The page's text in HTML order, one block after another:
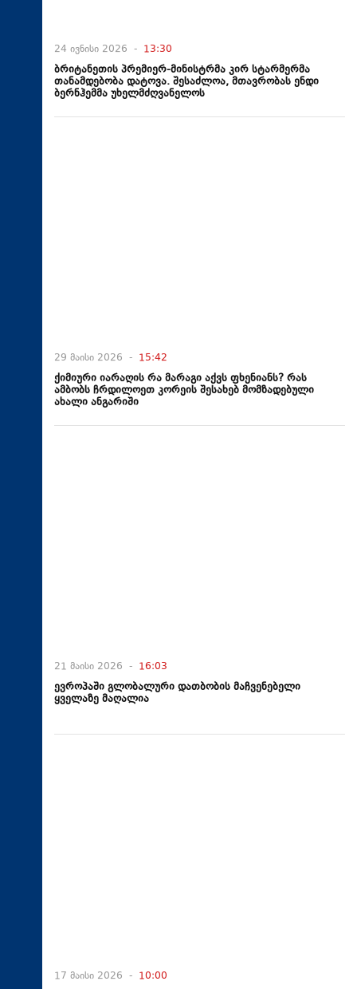
24 ივნისი 2026 - 13:30
ბრიტანეთის პრემიერ-მინისტრმა კირ სტარმერმა
თანამდებობა დატოვა. შესაძლოა, მთავრობას ენდი
ბერნჰემმა უხელმძღვანელოს
29 მაისი 2026 - 15:42
ქიმიური იარაღის რა მარაგი აქვს ფხენიანს? რას
ამბობს ჩრდილოეთ კორეის შესახებ მომზადებული
ახალი ანგარიში
21 მაისი 2026 - 16:03
ევროპაში გლობალური დათბობის მაჩვენებელი
ყველაზე მაღალია
17 მაისი 2026 - 10:00